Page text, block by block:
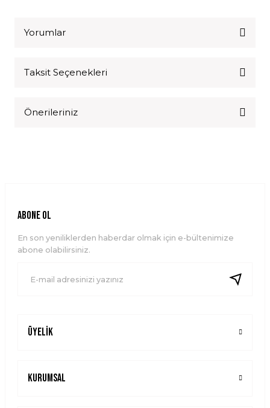
Yorumlar
Taksit Seçenekleri
Önerileriniz
Ürün resmi kalitesiz, bozuk veya görüntülenemiyor.
Ürün bilgilerinde hatalar bulunuyor.
Bu ürüne benzer farklı alternatifler olmalı.
Üyelik
Kurumsal
ABONE OL
En son yeniliklerden haberdar olmak için e-bültenimize
abone olabilirsiniz.